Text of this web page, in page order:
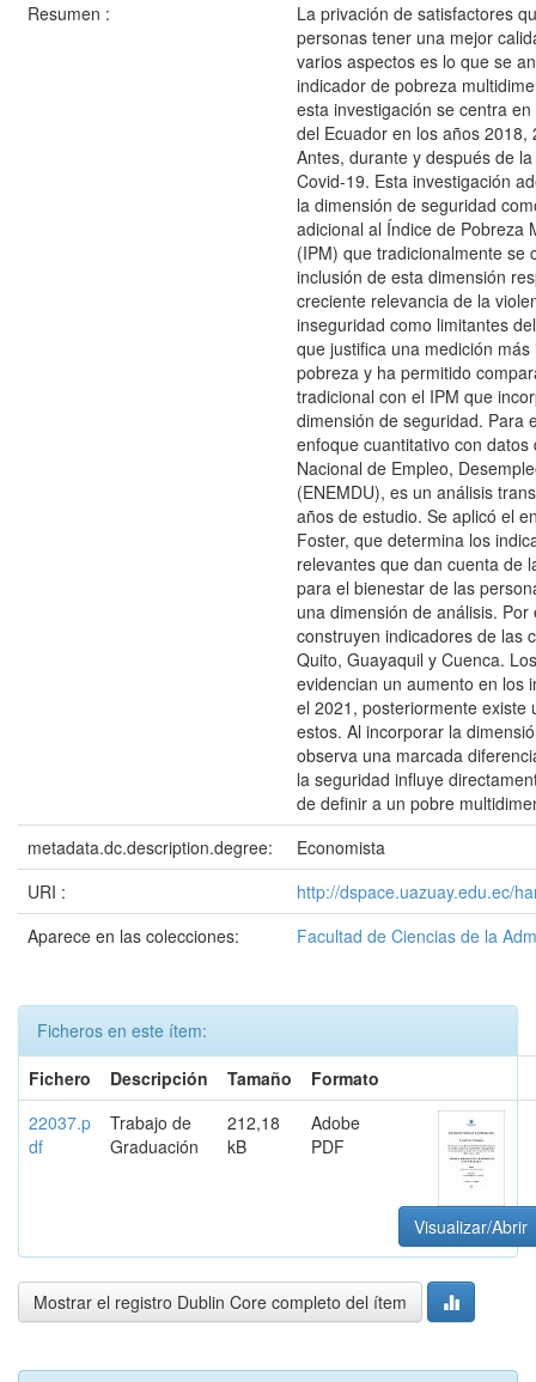
Resumen :
La privación de satisfactores
personas tener una mejor
varios aspectos es lo que se
indicador de pobreza
esta investigación se centra
del Ecuador en los años 2018,
Antes, durante y después de
Covid-19. Esta investigación
la dimensión de seguridad
adicional al Índice de Pobreza
(IPM) que tradicionalmente se
inclusión de esta dimensión
creciente relevancia de la
inseguridad como limitantes
que justifica una medición
pobreza y ha permitido
tradicional con el IPM que
dimensión de seguridad. Para
enfoque cuantitativo con datos
Nacional de Empleo,
(ENEMDU), es un análisis
años de estudio. Se aplicó el
Foster, que determina los
relevantes que dan cuenta de
para el bienestar de las
una dimensión de análisis. Por
construyen indicadores de las
Quito, Guayaquil y Cuenca.
evidencian un aumento en los
el 2021, posteriormente existe
estos. Al incorporar la
observa una marcada
la seguridad influye
de definir a un pobre
metadata.dc.description.degree:
Economista
URI :
http://dspace.uazuay.edu.ec/
Aparece en las colecciones:
Facultad de Ciencias de la
Ficheros en este ítem:
Fichero
Descripción Tamaño
Formato
22037.p
df
Trabajo de
Graduación
212,18
kB
Adobe
PDF
Visualizar/Abrir
Mostrar el registro Dublin Core completo del ítem